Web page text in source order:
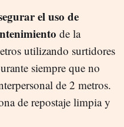
el uso de
de la
utilizando surtidores
siempre que no
de 2 metros.
de repostaje limpia y